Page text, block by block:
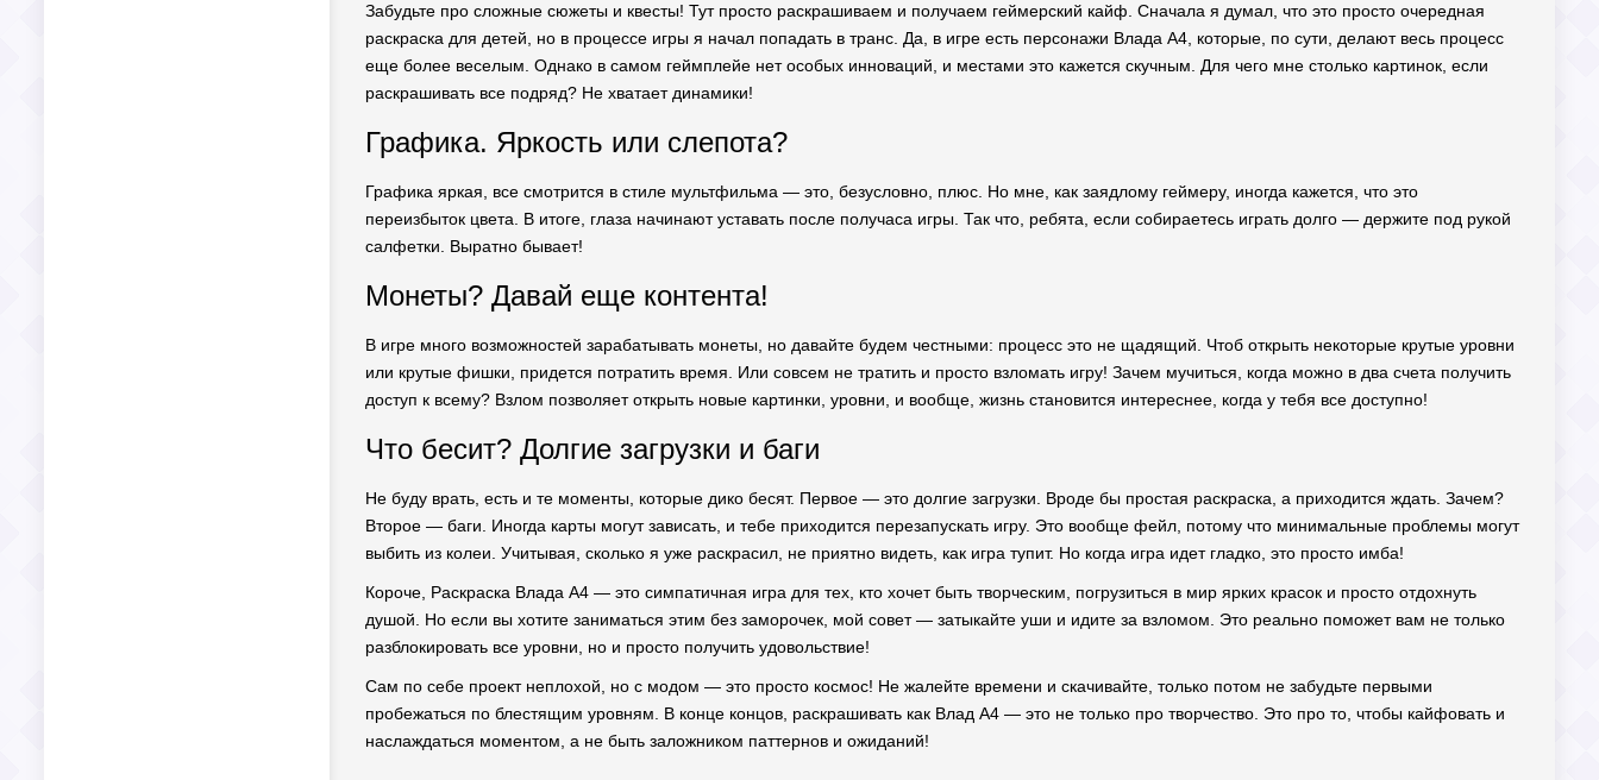
Забудьте про сложные сюжеты и квесты! Тут просто раскрашиваем и получаем геймерский кайф. Сначала я думал, что это просто очередная
раскраска для детей, но в процессе игры я начал попадать в транс. Да, в игре есть персонажи Влада А4, которые, по сути, делают весь процесс
еще более веселым. Однако в самом геймплейе нет особых инноваций, и местами это кажется скучным. Для чего мне столько картинок, если
раскрашивать все подряд? Не хватает динамики!
Графика. Яркость или слепота?
Графика яркая, все смотрится в стиле мультфильма — это, безусловно, плюс. Но мне, как заядлому геймеру, иногда кажется, что это
переизбыток цвета. В итоге, глаза начинают уставать после получаса игры. Так что, ребята, если собираетесь играть долго — держите под рукой
салфетки. Выратно бывает!
Монеты? Давай еще контента!
В игре много возможностей зарабатывать монеты, но давайте будем честными: процесс это не щадящий. Чтоб открыть некоторые крутые уровни
или крутые фишки, придется потратить время. Или совсем не тратить и просто взломать игру! Зачем мучиться, когда можно в два счета получить
доступ к всему? Взлом позволяет открыть новые картинки, уровни, и вообще, жизнь становится интереснее, когда у тебя все доступно!
Что бесит? Долгие загрузки и баги
Не буду врать, есть и те моменты, которые дико бесят. Первое — это долгие загрузки. Вроде бы простая раскраска, а приходится ждать. Зачем?
Второе — баги. Иногда карты могут зависать, и тебе приходится перезапускать игру. Это вообще фейл, потому что минимальные проблемы могут
выбить из колеи. Учитывая, сколько я уже раскрасил, не приятно видеть, как игра тупит. Но когда игра идет гладко, это просто имба!
Короче, Раскраска Влада А4 — это симпатичная игра для тех, кто хочет быть творческим, погрузиться в мир ярких красок и просто отдохнуть
душой. Но если вы хотите заниматься этим без заморочек, мой совет — затыкайте уши и идите за взломом. Это реально поможет вам не только
разблокировать все уровни, но и просто получить удовольствие!
Сам по себе проект неплохой, но с модом — это просто космос! Не жалейте времени и скачивайте, только потом не забудьте первыми
пробежаться по блестящим уровням. В конце концов, раскрашивать как Влад А4 — это не только про творчество. Это про то, чтобы кайфовать и
наслаждаться моментом, а не быть заложником паттернов и ожиданий!